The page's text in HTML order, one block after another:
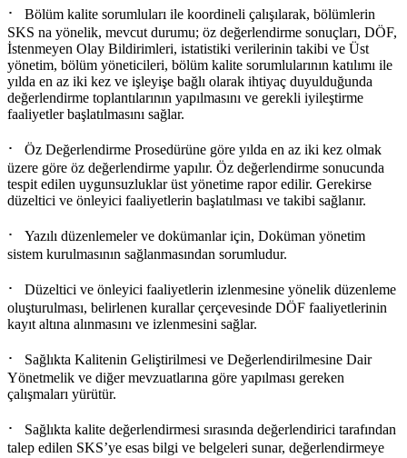
·
Bölüm kalite sorumluları ile koordineli çalışılarak, bölümlerin
SKS na yönelik, mevcut durumu; öz değerlendirme sonuçları, DÖF,
İstenmeyen Olay Bildirimleri, istatistiki verilerinin takibi ve Üst
yönetim, bölüm yöneticileri, bölüm kalite sorumlularının katılımı ile
yılda en az iki kez ve işleyişe bağlı olarak ihtiyaç duyulduğunda
değerlendirme toplantılarının yapılmasını ve gerekli iyileştirme
faaliyetler başlatılmasını sağlar.
·
Öz Değerlendirme Prosedürüne göre yılda en az iki kez olmak
üzere göre öz değerlendirme yapılır. Öz değerlendirme sonucunda
tespit edilen uygunsuzluklar üst yönetime rapor edilir. Gerekirse
düzeltici ve önleyici faaliyetlerin başlatılması ve takibi sağlanır.
·
Yazılı düzenlemeler ve dokümanlar için, Doküman yönetim
sistem kurulmasının sağlanmasından sorumludur.
·
Düzeltici ve önleyici faaliyetlerin izlenmesine yönelik düzenleme
oluşturulması, belirlenen kurallar çerçevesinde DÖF faaliyetlerinin
kayıt altına alınmasını ve izlenmesini sağlar.
·
Sağlıkta Kalitenin Geliştirilmesi ve Değerlendirilmesine Dair
Yönetmelik ve diğer mevzuatlarına göre yapılması gereken
çalışmaları yürütür.
·
Sağlıkta kalite değerlendirmesi sırasında değerlendirici tarafından
talep edilen SKS’ye esas bilgi ve belgeleri sunar, değerlendirmeye